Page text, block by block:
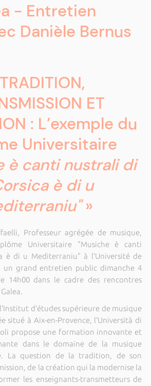
- Entretien
Danièle Bernus
ET
: L’exemple du
Universitaire
è canti nustrali di
è di u
»
Professeur agrégée de musique,
Universitaire "Musiche è canti
è di u Mediterraniu" à l’Université de
un grand entretien public dimanche 4
14h00 dans le cadre des rencontres
d’études supérieure de musique
situé à Aix-en-Provence, l’Università di
propose une formation innovante et
dans le domaine de la musique
La question de la tradition, de son
de la création qui la modernise la
les enseignants-transmetteurs de